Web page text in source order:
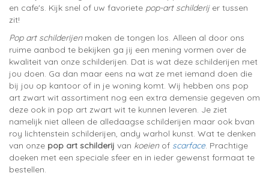
en cafe's. Kijk snel of uw favoriete pop-art schilderij er tussen
zit!
Pop art schilderijenmaken de tongen los. Alleen al door ons
ruime aanbod te bekijken ga jij een mening vormen over de
kwaliteit van onze schilderijen. Dat is wat deze schilderijen met
jou doen. Ga dan maar eens na wat ze met iemand doen die
bij jou op kantoor of in je woning komt. Wij hebben ons pop
art zwart wit assortiment nog een extra demensie gegeven om
deze ook in pop art zwart wit te kunnen leveren. Je ziet
namelijk niet alleen de alledaagse schilderijen maar ook bvan
roy lichtenstein schilderijen, andy warhol kunst. Wat te denken
van onze pop art schilderij van koeienof scarface. Prachtige
doeken met een speciale sfeer en in ieder gewenst formaat te
bestellen.